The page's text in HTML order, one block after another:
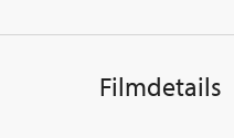
Selbst ist die Braut' (2009)
überzeugt eine brillante
Filmdetails